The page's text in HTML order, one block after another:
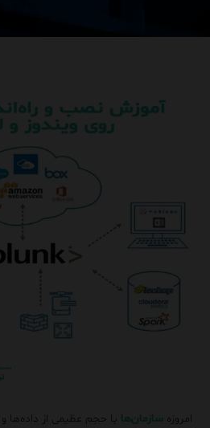
امروزه سازمان‌ها با حجم عظیمی از